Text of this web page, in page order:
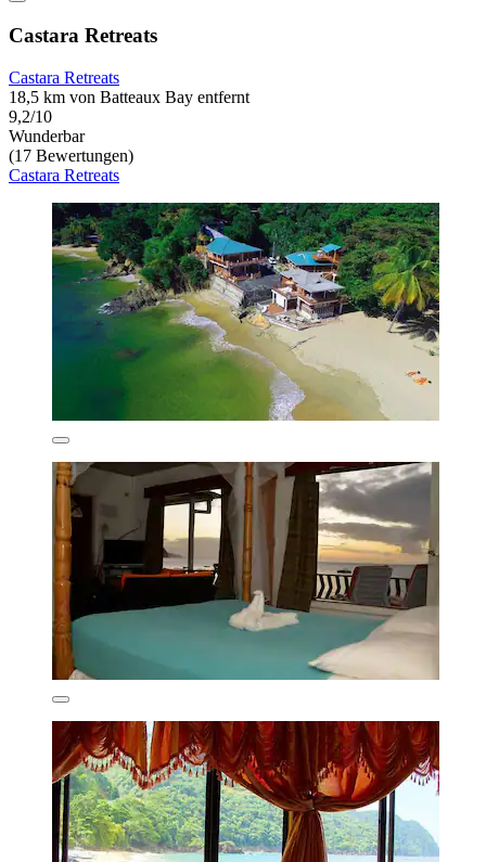
Castara Retreats
Castara Retreats
18,5 km von Batteaux Bay entfernt
9,2/10
Wunderbar
(17 Bewertungen)
Castara Retreats